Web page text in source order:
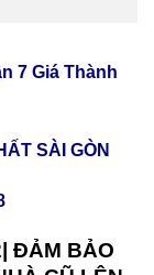
7 Giá Thành
SÀI GÒN
ĐẢM BẢO